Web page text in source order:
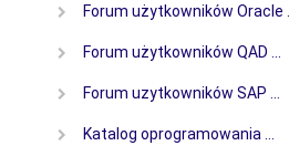
Forum użytkowników Oracle …
Forum użytkowników QAD …
Forum uzytkowników SAP …
Katalog oprogramowania …